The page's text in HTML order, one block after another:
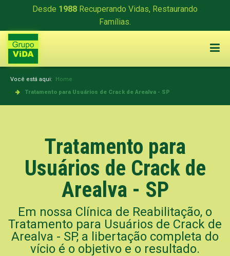
Desde 1988 Recuperando Vidas, Restaurando
Famílias.
Você está aqui: Home
Tratamento para Usuários de Crack de Arealva - SP
Tratamento para
Usuários de Crack de
Arealva - SP
Em nossa Clínica de Reabilitação, o
Tratamento para Usuários de Crack de
Arealva - SP, a libertação completa do
vício é o objetivo e o resultado.